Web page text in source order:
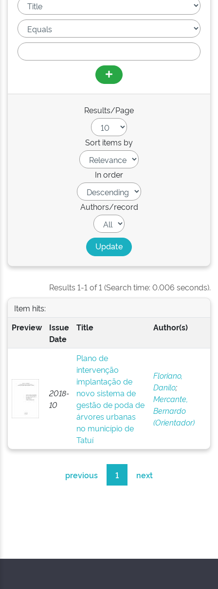
Results/Page
Sort items by
In order
Authors/record
Results 1-1 of 1 (Search time: 0.006 seconds).
Item hits:
Preview
Issue
Date
Title Author(s)
2018-
10
Plano de
intervenção
implantação de
novo sistema de
gestão de poda de
árvores urbanas
no município de
Tatuí
Floriano,
Danilo;
Mercante,
Bernardo
(Orientador)
previous 1 next